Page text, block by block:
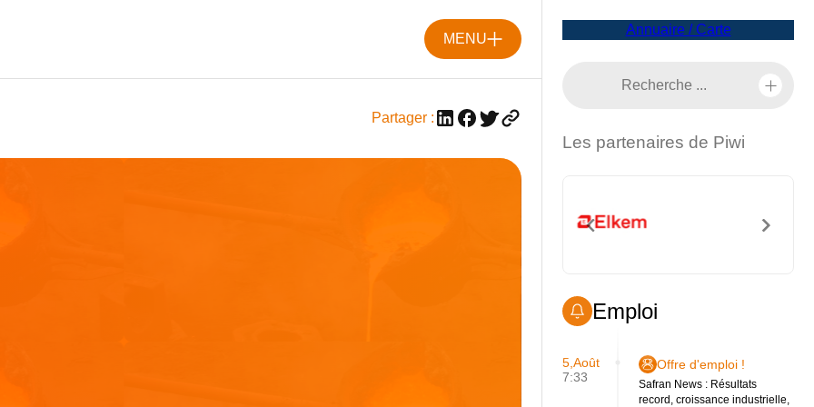
MENU
Partager :
Annuaire / Carte
Les partenaires de Piwi
Emploi
5,Août
7:33
Offre d'emploi !
Safran News : Résultats
record, croissance industrielle,